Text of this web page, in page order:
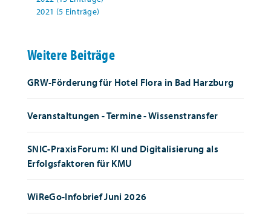
2021 (5 Einträge)
Weitere Beiträge
GRW-Förderung für Hotel Flora in Bad Harzburg
Veranstaltungen - Termine - Wissenstransfer
SNIC-PraxisForum: KI und Digitalisierung als
Erfolgsfaktoren für KMU
WiReGo-Infobrief Juni 2026